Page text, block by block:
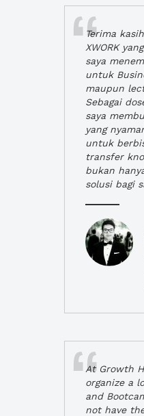
Terima
XWORK
saya
untuk
maupun
Sebagai
saya
yang
untuk
transfer
bukan
solusi bagi
At Growth
organize a
and
not have